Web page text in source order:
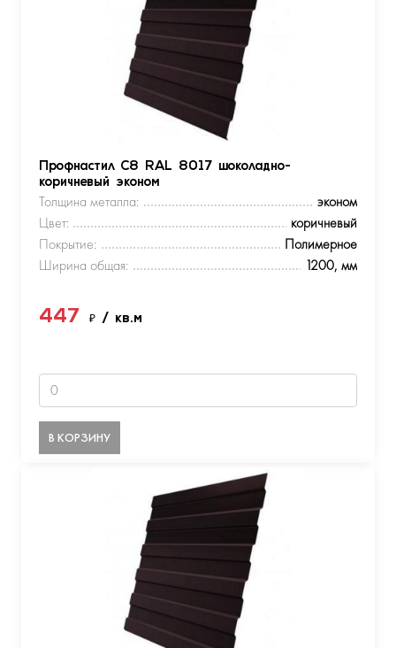
Профнастил С8 RAL 8017 шоколадно-
коричневый эконом
Толщина металла:
эконом
Цвет:
коричневый
Покрытие:
Полимерное
Ширина общая:
1200, мм
447 ₽ / кв.м
В КОРЗИНУ